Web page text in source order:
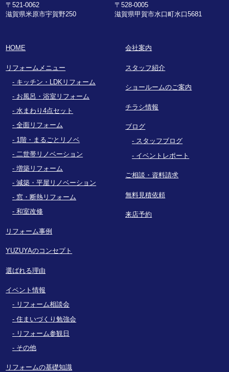
〒521-0062
滋賀県米原市宇賀野250
〒528-0005
滋賀県甲賀市水口町水口5681
HOME
リフォームメニュー
キッチン・LDKリフォーム
お風呂・浴室リフォーム
水まわり4点セット
全面リフォーム
1階・まるごとリノベ
二世帯リノベーション
増築リフォーム
減築・平屋リノベーション
窓・断熱リフォーム
和室改修
リフォーム事例
YUZUYAのコンセプト
選ばれる理由
イベント情報
リフォーム相談会
住まいづくり勉強会
リフォーム参観日
その他
リフォームの基礎知識
会社案内
スタッフ紹介
ショールームのご案内
チラシ情報
ブログ
スタッフブログ
イベントレポート
ご相談・資料請求
無料見積依頼
来店予約